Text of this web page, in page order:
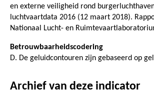
en externe veiligheid rond
luchtvaartdata 2016 (12 maart 2018).
Nationaal Lucht- en
Betrouwbaarheidscodering
D. De geluidcontouren zijn gebaseerd op
Archief van deze indicator